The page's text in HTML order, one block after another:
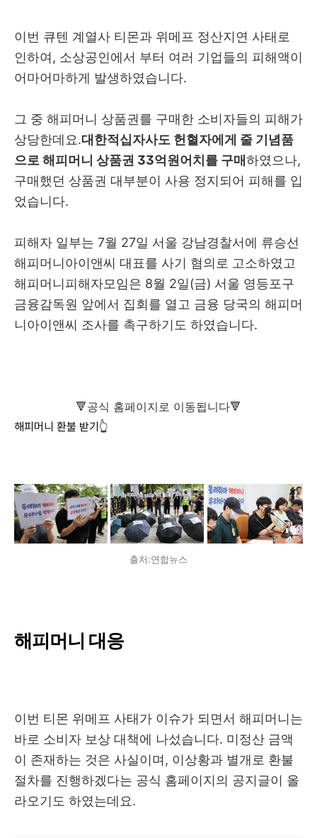
이번 큐텐 계열사 티몬과 위메프 정산지연 사태로
인하여, 소상공인에서 부터 여러 기업들의 피해액이
어마어마하게 발생하였습니다.
그 중 해피머니 상품권를 구매한 소비자들의 피해가
상당한데요.대한적십자사도 헌혈자에게 줄 기념품
으로 해피머니 상품권 33억원어치를 구매하였으나,
구매했던 상품권 대부분이 사용 정지되어 피해를 입
었습니다.
피해자 일부는 7월 27일 서울 강남경찰서에 류승선
해피머니아이앤씨 대표를 사기 혐의로 고소하였고
해피머니피해자모임은 8월 2일(금) 서울 영등포구
금융감독원 앞에서 집회를 열고 금융 당국의 해피머
니아이앤씨 조사를 촉구하기도 하였습니다.
🔻공식 홈페이지로 이동됩니다🔻
해피머니 환불 받기👆
출처:연합뉴스
해피머니 대응
이번 티몬 위메프 사태가 이슈가 되면서 해피머니는
바로 소비자 보상 대책에 나섰습니다. 미정산 금액
이 존재하는 것은 사실이며, 이상황과 별개로 환불
절차를 진행하겠다는 공식 홈페이지의 공지글이 올
라오기도 하였는데요.